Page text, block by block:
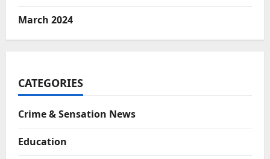
March 2024
CATEGORIES
Crime & Sensation News
Education